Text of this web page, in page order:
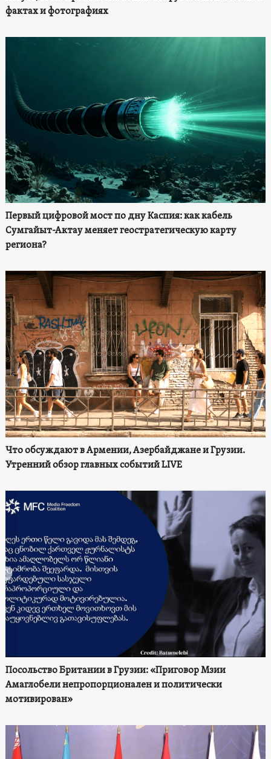
фактах и фотографиях
Первый цифровой мост по дну Каспия: как кабель
Сумгайыт-Актау меняет геостратегическую карту
региона?
Что обсуждают в Армении, Азербайджане и Грузии.
Утренний обзор главных событий LIVE
Посольство Британии в Грузии: «Приговор Мзии
Амаглобели непропорционален и политически
мотивирован»